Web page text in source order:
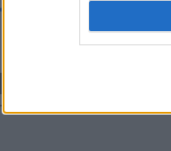
Μοκόκα - Δωρεά της